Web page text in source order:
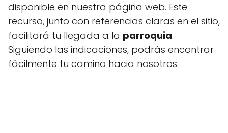
disponible en nuestra página web. Este
recurso, junto con referencias claras en el sitio,
facilitará tu llegada a la parroquia.
Siguiendo las indicaciones, podrás encontrar
fácilmente tu camino hacia nosotros.